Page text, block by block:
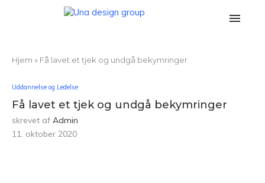
Hjem » Få lavet et tjek og undgå bekymringer
Uddannelse og Ledelse
Få lavet et tjek og undgå bekymringer
skrevet af Admin
11. oktober 2020